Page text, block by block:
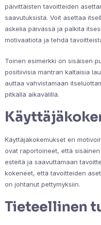
päivittäisten tavoitteiden
saavutuksista. Voit asettaa
askelia päivässä ja palkita
motivaatiota ja tehdä
Toinen esimerkki on sisäisen
positiivisia mantran kaltaisia
auttaa vahvistamaan
pitkällä aikavälillä.
Käyttäjäkokemukset eri
ovat raportoineet, että
esteitä ja saavuttamaan
kokeneet, että tavoitteiden
on johtanut pettymyksiin.
Tieteellinen